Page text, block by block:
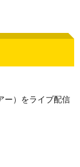
ー）をライブ配信